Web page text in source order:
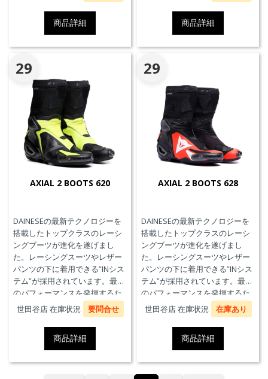
商品詳細 商品詳細
29
AXIAL 2 BOOTS 620
DAINESEの最新テクノロジーを
搭載したトップクラスのレーシ
ングブーツが進化を遂げまし
た。レーシングスーツやレザー
パンツの下に着用できる”INシス
テム”が採用されています。最高
のパフォーマンスを発揮するた
めに、ケブラーカーボンを使用
したAxial Distorsion Control
Systemテクノロジー、
Groundtrax®レーシングソー
ル、交換可能なマグネシウムス
ライダーを採用しています。
世田谷店 在庫状況 要問合せ
商品詳細
29
AXIAL 2 BOOTS 628
DAINESEの最新テクノロジーを
搭載したトップクラスのレーシ
ングブーツが進化を遂げまし
た。レーシングスーツやレザー
パンツの下に着用できる”INシス
テム”が採用されています。最高
のパフォーマンスを発揮するた
めに、ケブラーカーボンを使用
したAxial Distorsion Control
Systemテクノロジー、
Groundtrax®レーシングソー
ル、交換可能なマグネシウムス
ライダーを採用しています。
世田谷店 在庫状況 在庫あり
商品詳細